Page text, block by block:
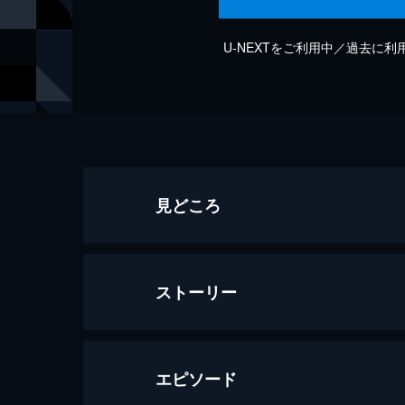
U-NEXTをご利用中／過去に利
見どころ
ストーリー
エピソード